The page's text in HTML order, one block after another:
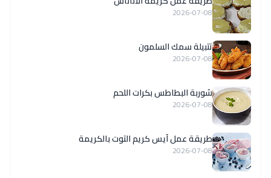
2026-07-08
تتبيلة سمك السلمون
2026-07-08
شوربة البطاطس بكرات اللحم
2026-07-08
طريقة عمل آيس كريم التوت بالكريمة
2026-07-08